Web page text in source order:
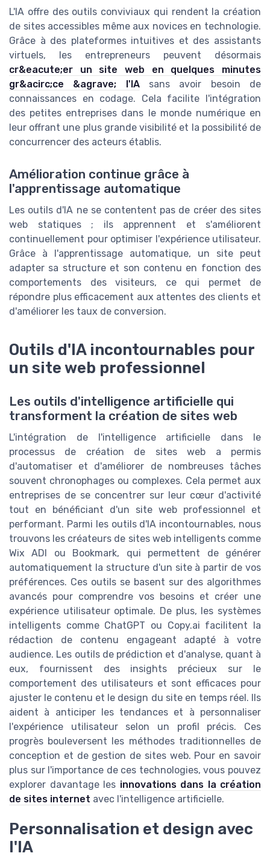
L'IA offre des outils conviviaux qui rendent la création
de sites accessibles même aux novices en technologie.
Grâce à des plateformes intuitives et des assistants
virtuels, les entrepreneurs peuvent désormais
cr&eacute;er un site web en quelques minutes
gr&acirc;ce &agrave; l'IAsans avoir besoin de
connaissances en codage. Cela facilite l'intégration
des petites entreprises dans le monde numérique en
leur offrant une plus grande visibilité et la possibilité de
concurrencer des acteurs établis.
Amélioration continue grâce à
l'apprentissage automatique
Les outils d'IA ne se contentent pas de créer des sites
web statiques ; ils apprennent et s'améliorent
continuellement pour optimiser l'expérience utilisateur.
Grâce à l'apprentissage automatique, un site peut
adapter sa structure et son contenu en fonction des
comportements des visiteurs, ce qui permet de
répondre plus efficacement aux attentes des clients et
d'améliorer les taux de conversion.
Outils d'IA incontournables pour
un site web professionnel
Les outils d'intelligence artificielle qui
transforment la création de sites web
L'intégration de l'intelligence artificielle dans le
processus de création de sites web a permis
d'automatiser et d'améliorer de nombreuses tâches
souvent chronophages ou complexes. Cela permet aux
entreprises de se concentrer sur leur cœur d'activité
tout en bénéficiant d'un site web professionnel et
performant. Parmi les outils d'IA incontournables, nous
trouvons les créateurs de sites web intelligents comme
Wix ADI ou Bookmark, qui permettent de générer
automatiquement la structure d'un site à partir de vos
préférences. Ces outils se basent sur des algorithmes
avancés pour comprendre vos besoins et créer une
expérience utilisateur optimale. De plus, les systèmes
intelligents comme ChatGPT ou Copy.ai facilitent la
rédaction de contenu engageant adapté à votre
audience. Les outils de prédiction et d'analyse, quant à
eux, fournissent des insights précieux sur le
comportement des utilisateurs et sont efficaces pour
ajuster le contenu et le design du site en temps réel. Ils
aident à anticiper les tendances et à personnaliser
l'expérience utilisateur selon un profil précis. Ces
progrès bouleversent les méthodes traditionnelles de
conception et de gestion de sites web. Pour en savoir
plus sur l'importance de ces technologies, vous pouvez
explorer davantage les innovations dans la création
de sites internet avec l'intelligence artificielle.
Personnalisation et design avec
l'IA